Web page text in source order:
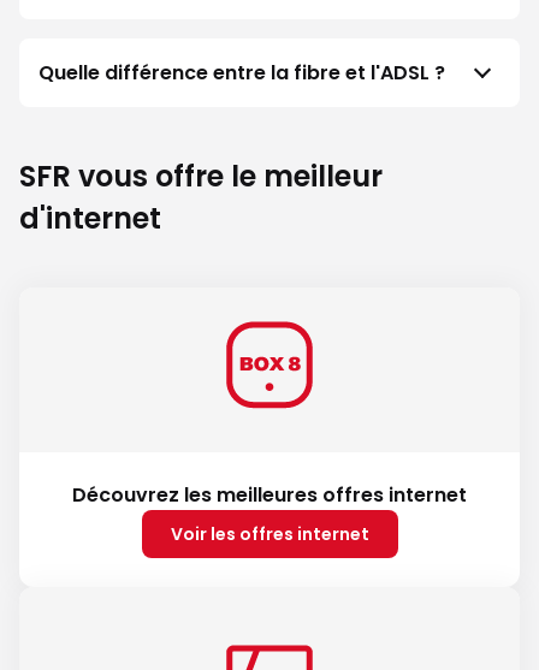
Quelle différence entre la fibre et l'ADSL ?
SFR vous offre le meilleur
d'internet
Découvrez les meilleures offres internet
Voir les offres internet